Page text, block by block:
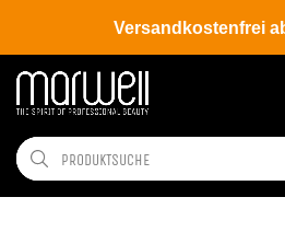
Versandkostenfrei
Shop Brands Moroccanoil